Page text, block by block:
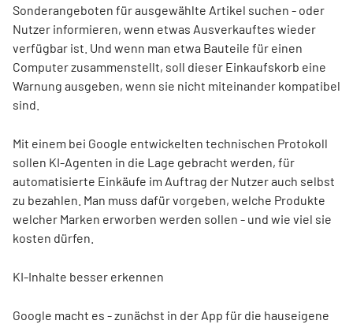
Sonderangeboten für ausgewählte Artikel suchen - oder
Nutzer informieren, wenn etwas Ausverkauftes wieder
verfügbar ist. Und wenn man etwa Bauteile für einen
Computer zusammenstellt, soll dieser Einkaufskorb eine
Warnung ausgeben, wenn sie nicht miteinander kompatibel
sind.
Mit einem bei Google entwickelten technischen Protokoll
sollen KI-Agenten in die Lage gebracht werden, für
automatisierte Einkäufe im Auftrag der Nutzer auch selbst
zu bezahlen. Man muss dafür vorgeben, welche Produkte
welcher Marken erworben werden sollen - und wie viel sie
kosten dürfen.
KI-Inhalte besser erkennen
Google macht es - zunächst in der App für die hauseigene